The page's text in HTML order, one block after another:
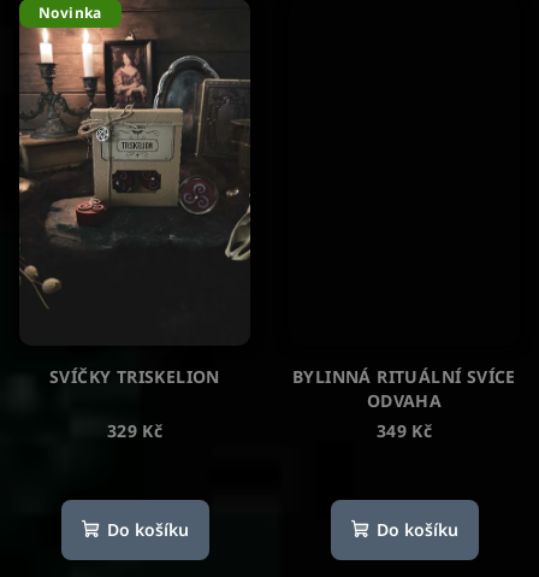
Novinka
SVÍČKY TRISKELION
329 Kč
Do košíku
BYLINNÁ RITUÁLNÍ SVÍCE
ODVAHA
349 Kč
Do košíku